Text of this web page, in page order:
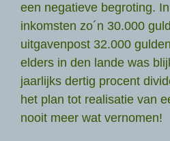
een negatieve begroting.
inkomsten zo´n 30.000
uitgavenpost 32.000
elders in den lande was
jaarlijks dertig procent
het plan tot realisatie van
nooit meer wat vernomen!